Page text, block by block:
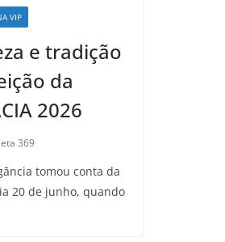
VIP
e tradição
da
2026
369
tomou conta da
20 de junho, quando